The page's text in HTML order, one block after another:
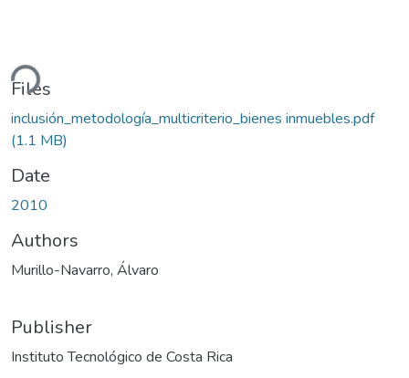
Files
inclusión_metodología_multicriterio_bienes inmuebles.pdf
(1.1 MB)
Date
2010
Authors
Murillo-Navarro, Álvaro
Publisher
Instituto Tecnológico de Costa Rica